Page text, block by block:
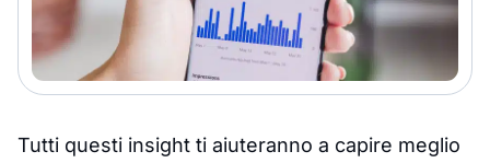
Tutti questi insight ti aiuteranno a capire meglio